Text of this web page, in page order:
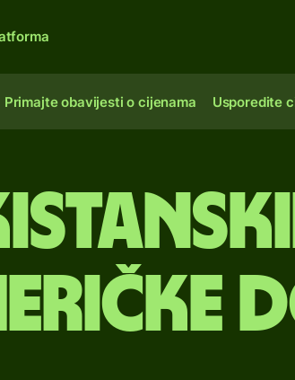
Primajte obavijesti o cijenama Usporedite